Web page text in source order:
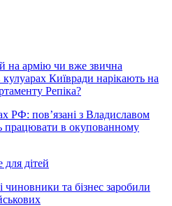
на армію чи вже звична
Київради нарікають на
Репіка?
РФ: пов’язані з Владиславом
працювати в окупованному
дітей
чиновники та бізнес заробили